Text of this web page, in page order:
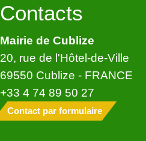
Contacts
Mairie de Cublize
20, rue de l'Hôtel-de-Ville
69550 Cublize - FRANCE
+33 4 74 89 50 27
Contact par formulaire